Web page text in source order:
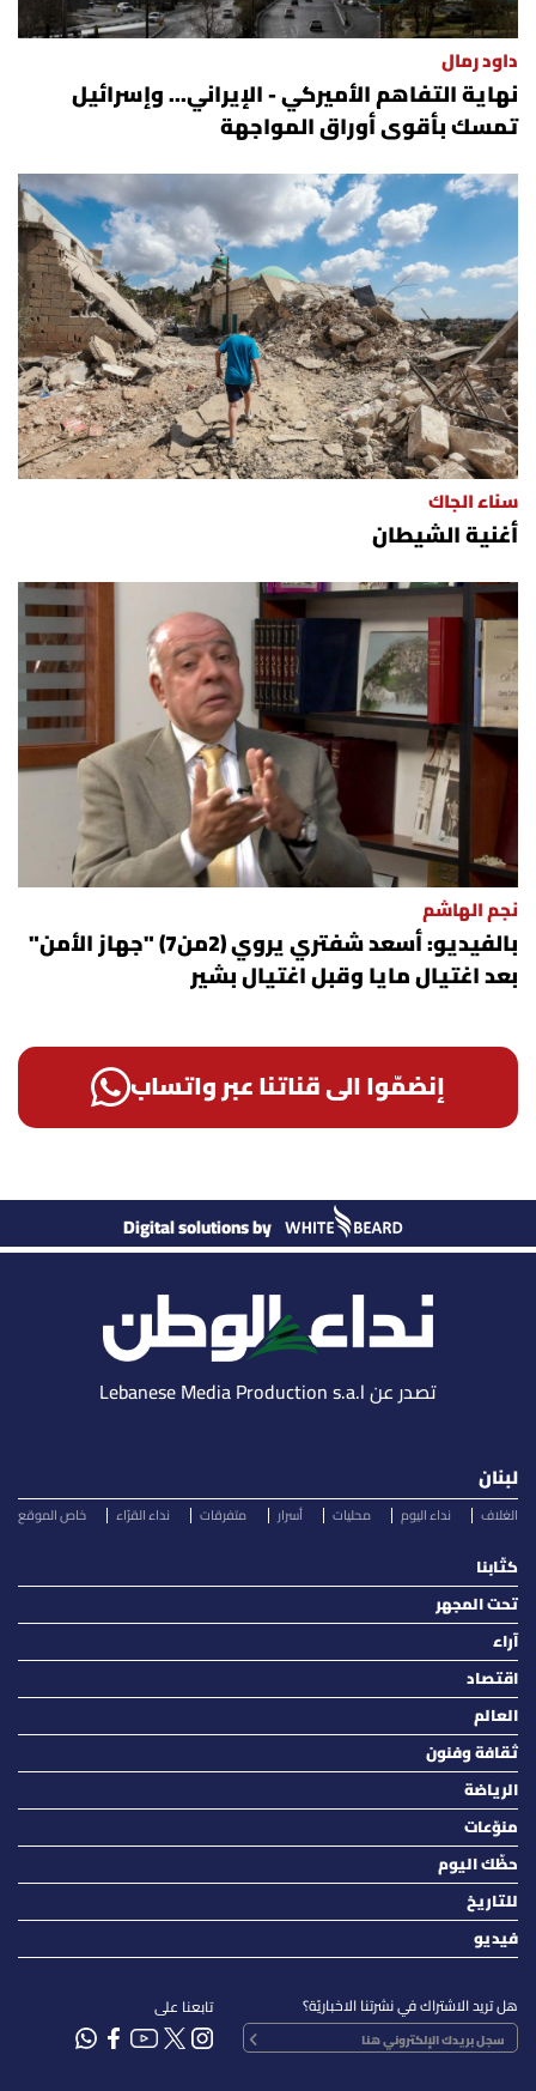
منوّعات
حظّك اليوم
للتاريخ
فيديو
من نحن
للتواصل معنا
شروط الاستخدام
شروط الإشتراك
Digital solutions by
داود رمال
نهاية التفاهم الأميركي - الإيراني... وإسرائيل
تمسك بأقوى أوراق المواجهة
سناء الجاك
أغنية الشيطان
نجم الهاشم
بالفيديو: أسعد شفتري يروي (2من7) "جهاز الأمن"
بعد اغتيال مايا وقبل اغتيال بشير
إنضمّوا الى قناتنا عبر واتساب
Digital solutions by
تصدر عن Lebanese Media Production s.a.l
لبنان
الغلاف نداء اليوم محليات أسرار متفرقات نداء القرّاء خاص الموقع
كتّابنا
تحت المجهر
آراء
اقتصاد
العالم
ثقافة وفنون
الرياضة
منوّعات
حظّك اليوم
للتاريخ
فيديو
هل تريد الاشتراك في نشرتنا الاخباريّة؟ تابعنا على